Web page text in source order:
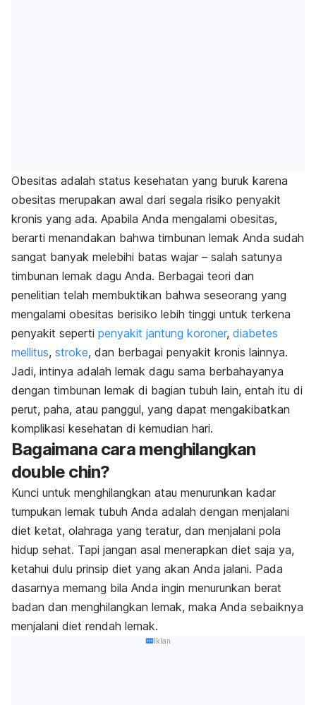
Obesitas adalah status kesehatan yang buruk karena
obesitas merupakan awal dari segala risiko penyakit
kronis yang ada. Apabila Anda mengalami obesitas,
berarti menandakan bahwa timbunan lemak Anda sudah
sangat banyak melebihi batas wajar – salah satunya
timbunan lemak dagu Anda. Berbagai teori dan
penelitian telah membuktikan bahwa seseorang yang
mengalami obesitas berisiko lebih tinggi untuk terkena
penyakit seperti penyakit jantung koroner, diabetes
mellitus, stroke, dan berbagai penyakit kronis lainnya.
Jadi, intinya adalah lemak dagu sama berbahayanya
dengan timbunan lemak di bagian tubuh lain, entah itu di
perut, paha, atau panggul, yang dapat mengakibatkan
komplikasi kesehatan di kemudian hari.
Bagaimana cara menghilangkan
double chin?
Kunci untuk menghilangkan atau menurunkan kadar
tumpukan lemak tubuh Anda adalah dengan menjalani
diet ketat, olahraga yang teratur, dan menjalani pola
hidup sehat. Tapi jangan asal menerapkan diet saja ya,
ketahui dulu prinsip diet yang akan Anda jalani. Pada
dasarnya memang bila Anda ingin menurunkan berat
badan dan menghilangkan lemak, maka Anda sebaiknya
menjalani diet rendah lemak.
Iklan